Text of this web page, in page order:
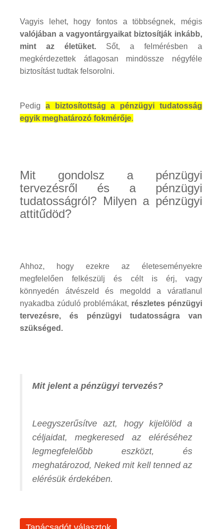
Vagyis lehet, hogy fontos a többségnek, mégis
valójában a vagyontárgyaikat biztosítják inkább,
mint az életüket. Sőt, a felmérésben a
megkérdezettek átlagosan mindössze négyféle
biztosítást tudtak felsorolni.
Pedig a biztosítottság a pénzügyi tudatosság
egyik meghatározó fokmérője.
Mit gondolsz a pénzügyi
tervezésről és a pénzügyi
tudatosságról? Milyen a pénzügyi
attitűdöd?
Ahhoz, hogy ezekre az életeseményekre
megfelelően felkészülj és célt is érj, vagy
könnyedén átvészeld és megoldd a váratlanul
nyakadba zúduló problémákat, részletes pénzügyi
tervezésre, és pénzügyi tudatosságra van
szükséged.
Mit jelent a pénzügyi tervezés?
Leegyszerűsítve azt, hogy kijelölöd a
céljaidat, megkeresed az eléréséhez
legmegfelelőbb eszközt, és
meghatározod, Neked mit kell tenned az
elérésük érdekében.